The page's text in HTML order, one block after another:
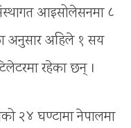
आइसोलेसनमा ८
अनुसार अहिले १ सय
रहेका छन् ।
२४ घण्टामा नेपालमा